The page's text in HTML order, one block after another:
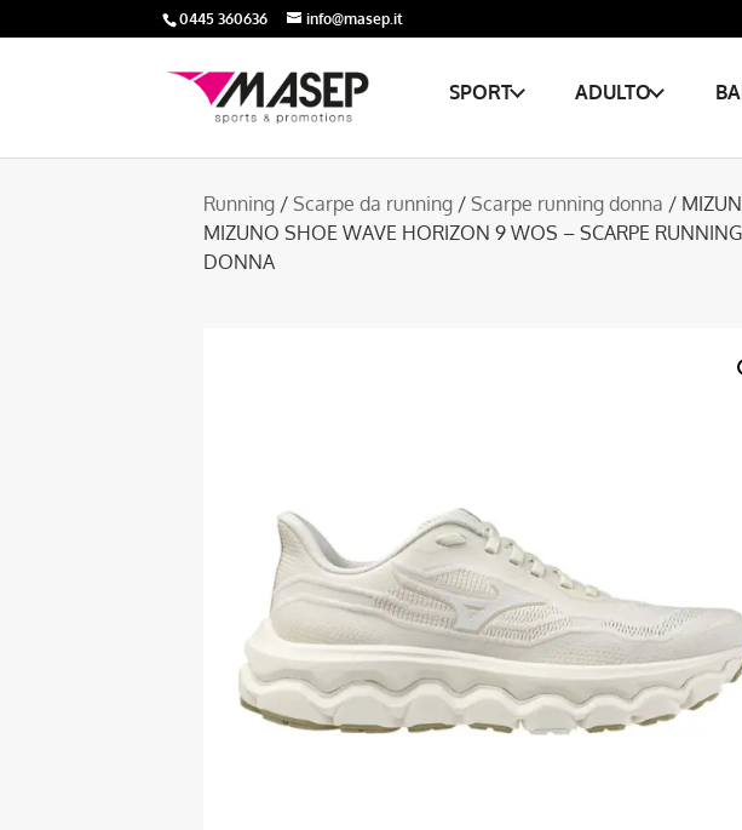
0445 360636 info@masep.it
SPORT ADULTO
Running / Scarpe da running / Scarpe running donna /
MIZUNO SHOE WAVE HORIZON 9 WOS – SCARPE RUNNING
DONNA